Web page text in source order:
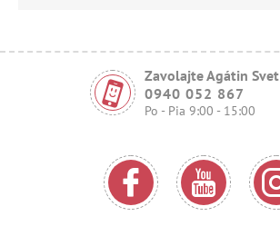
Zavolajte Agátin Svet
0940 052 867
Po - Pia 9:00 - 15:00